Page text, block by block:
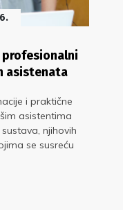
profesionalni
asistenata
i praktične
asistentima
njihovih
se susreću